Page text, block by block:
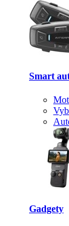
Smart
Gadgety